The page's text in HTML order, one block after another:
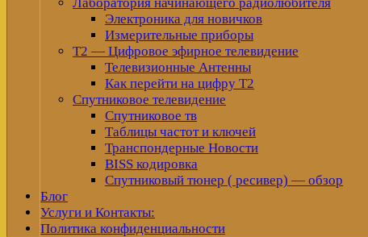
Электроника для новичков
Измерительные приборы
Т2 — Цифровое эфирное телевидение
Телевизионные Антенны
Как перейти на цифру Т2
Спутниковое телевидение
Спутниковое тв
Таблицы частот и ключей
Транспондерные Новости
BISS кодировка
Спутниковый тюнер ( ресивер) — обзор
Блог
Услуги и Контакты:
Политика конфиденциальности